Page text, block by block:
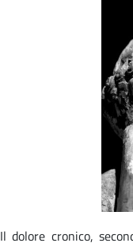
Il dolore cronico,